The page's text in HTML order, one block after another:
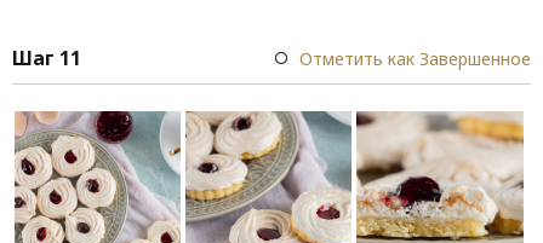
Шаг 11 Отметить как Завершенное